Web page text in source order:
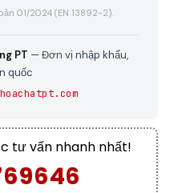
01/2024 (EN 13892-2).
PT — Đơn vị nhập khẩu,
quốc
tư vấn nhanh nhất!